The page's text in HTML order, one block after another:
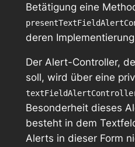
Betätigung eine
deren
Der Alert-Controller,
soll, wird über eine
Besonderheit dieses
besteht in dem
Alerts in dieser Form